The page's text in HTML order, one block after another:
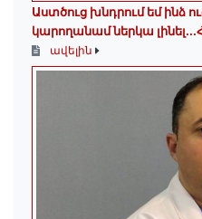
Աստծուց խնդրում եմ ինձ
կարողանամ ներկա
ավելին